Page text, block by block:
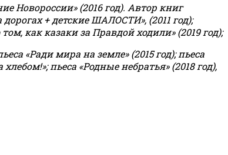
Новороссии» (2016 год). Автор книг
+ детские ШАЛОСТИ», (2011 год);
как казаки за Правдой ходили» (2019 год);
«Ради мира на земле» (2015 год); пьеса
хлебом!»;пьеса «Родные небратья» (2018 год),